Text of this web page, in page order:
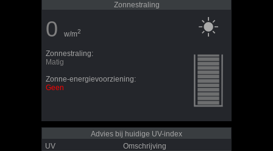
Zonnestraling
0 w/m2
Zonnestraling:
Matig
Zonne-energievoorziening:
Geen
Advies bij huidige UV-index
UV
Omschrijving